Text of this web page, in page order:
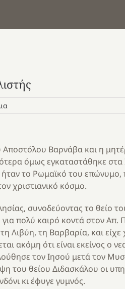
Βαρνάβα και η
όμως εγκαταστάθηκε στα
το Ρωμαϊκό του
χριστιανικό κόσμο.
συνοδεύοντας το θείο
πολύ καιρό κοντά στον Απ.
Λιβύη, τη Βαρβαρία, και είχε
ακόμη ότι είναι εκείνος ο
τον Ιησού μετά τον
του θείου Διδασκάλου οι
κι έφυγε γυμνός.